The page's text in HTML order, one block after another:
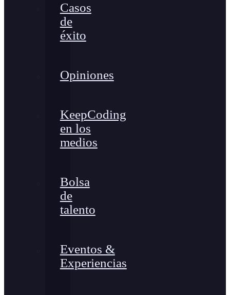
Casos
de
éxito
Opiniones
KeepCoding
en los
medios
Bolsa
de
talento
Eventos &
Experiencias